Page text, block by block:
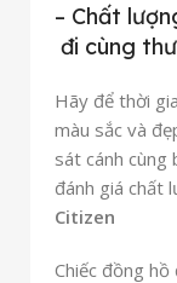
– Chất
đi cùng
Hãy để thời
màu sắc và
sát cánh cùng
đánh giá chất
Citizen
Chiếc đồng